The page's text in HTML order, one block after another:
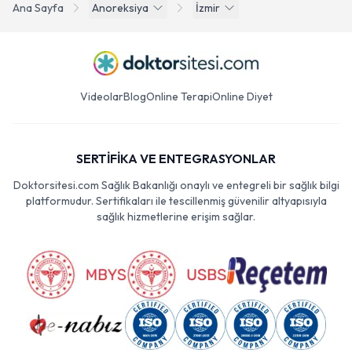
Ana Sayfa Anoreksiya İzmir
VideolarBlogOnline TerapiOnline Diyet
SERTİFİKA VE ENTEGRASYONLAR
Doktorsitesi.com Sağlık Bakanlığı onaylı ve entegreli bir sağlık bilgi
platformudur. Sertifikaları ile tescillenmiş güvenilir altyapısıyla
sağlık hizmetlerine erişim sağlar.